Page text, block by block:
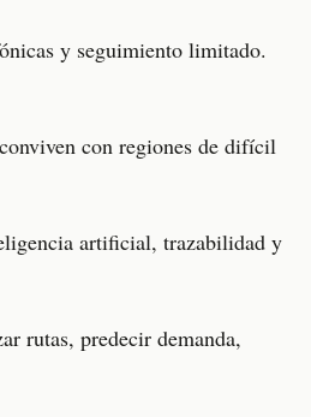
y seguimiento limitado.
con regiones de difícil
artificial, trazabilidad y
rutas, predecir demanda,